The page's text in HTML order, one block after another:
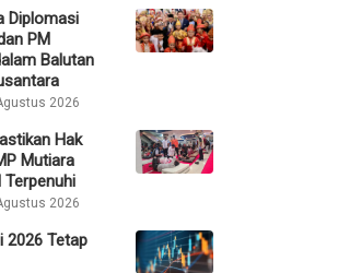
Diplomasi
PM
Balutan
2026
Hak
Mutiara
2026
2026 Tetap